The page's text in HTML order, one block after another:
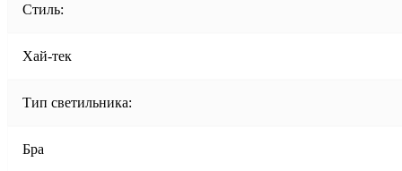
Стиль:
Хай-тек
Тип светильника:
Бра